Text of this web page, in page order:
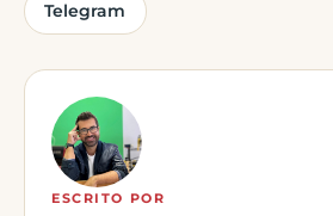
Telegram
ESCRITO POR